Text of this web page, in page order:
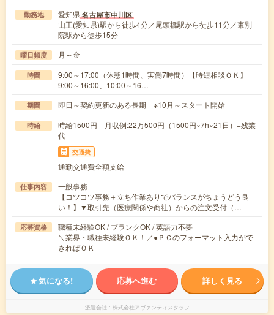
勤務地 愛知県名古屋市中川区
山王(愛知県)駅から徒歩4分／尾頭橋駅から徒歩11分／東別
院駅から徒歩15分
曜日頻度 月～金
時間
9:00～17:00（休憩1時間、実働7時間）【時短相談ＯＫ】
9:00～16:00、10:00～16…
期間 即日～契約更新のある長期 ※10月～スタート開始
時給
時給1500円 月収例:22万500円（1500円×7h×21日）+残業
代
交通費
通勤交通費全額支給
仕事内容
一般事務
【コツコツ事務＋立ち作業ありでバランスがちょうどう良
い！】▼取引先（医療関係や商社）からの注文受付（…
応募資格
職種未経験OK / ブランクOK / 英語力不要
＼業界・職種未経験ＯＫ！／●ＰＣのフォーマット入力がで
きればＯＫ
気になる! 応募へ進む 詳しく見る
派遣会社 株式会社アヴァンティスタッフ